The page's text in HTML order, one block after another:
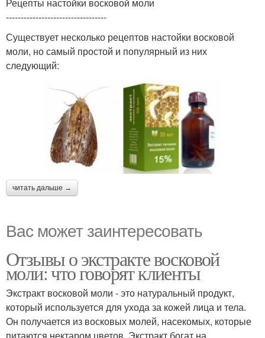
Рецепты настойки восковой моли
----------------------------------
Существует несколько рецептов настойки восковой
моли, но самый простой и популярный из них
следующий:
читать дальше →
Вас может заинтересовать
Отзывы о экстракте восковой
моли: что говорят клиенты
Экстракт восковой моли - это натуральный продукт,
который используется для ухода за кожей лица и тела.
Он получается из восковых молей, насекомых, которые